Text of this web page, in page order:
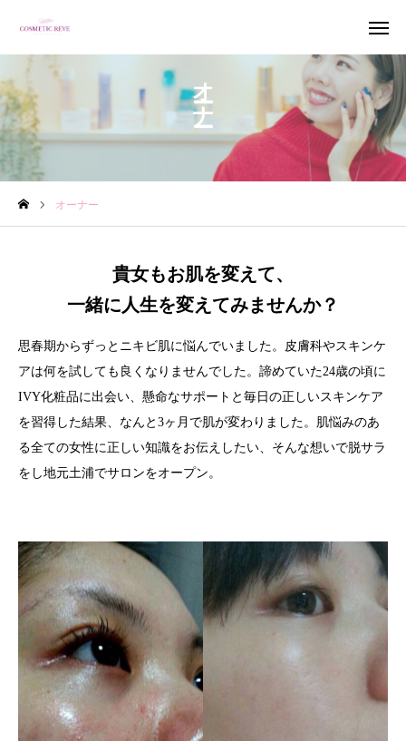
オーナー
オーナー
貴女もお肌を変えて、
一緒に人生を変えてみませんか？
思春期からずっとニキビ肌に悩んでいました。皮膚科やスキンケ
アは何を試しても良くなりませんでした。諦めていた24歳の頃に
IVY化粧品に出会い、懸命なサポートと毎日の正しいスキンケア
を習得した結果、なんと3ヶ月で肌が変わりました。肌悩みのあ
る全ての女性に正しい知識をお伝えしたい、そんな想いで脱サラ
をし地元土浦でサロンをオープン。
予約
インスタ
フェイスブック
お店について
メニュー
ホワイトニング